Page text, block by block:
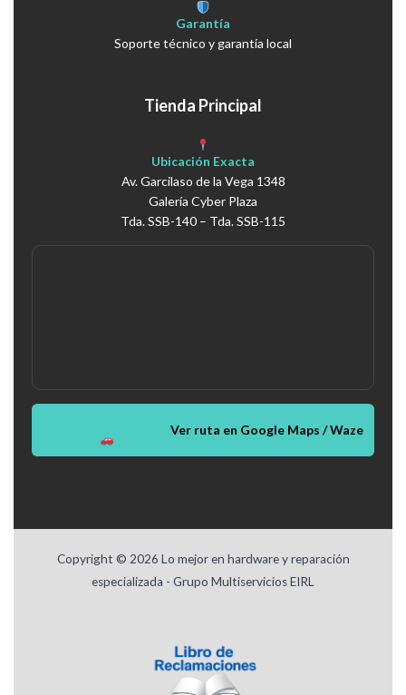
Garantía
Soporte técnico y garantía local
Tienda Principal
Ubicación Exacta
Av. Garcilaso de la Vega 1348
Galería Cyber Plaza
Tda. SSB-140 – Tda. SSB-115
Ver ruta en Google Maps / Waze
Copyright © 2026 Lo mejor en hardware y reparación
especializada - Grupo Multiservicios EIRL